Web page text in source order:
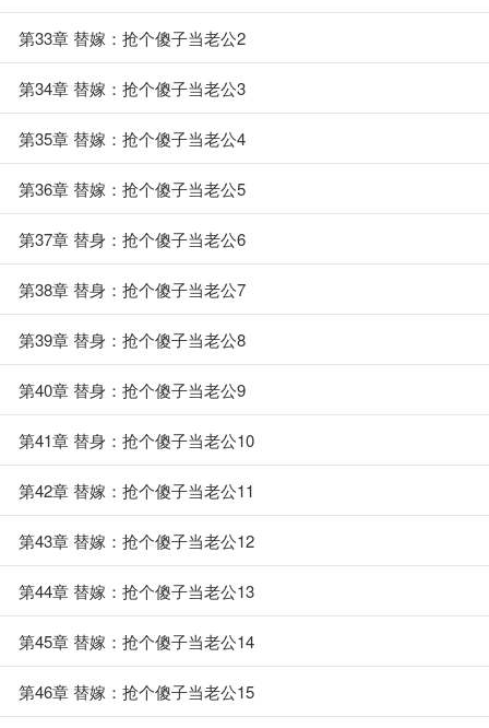
第33章 替嫁：抢个傻子当老公2
第34章 替嫁：抢个傻子当老公3
第35章 替嫁：抢个傻子当老公4
第36章 替嫁：抢个傻子当老公5
第37章 替身：抢个傻子当老公6
第38章 替身：抢个傻子当老公7
第39章 替身：抢个傻子当老公8
第40章 替身：抢个傻子当老公9
第41章 替身：抢个傻子当老公10
第42章 替嫁：抢个傻子当老公11
第43章 替嫁：抢个傻子当老公12
第44章 替嫁：抢个傻子当老公13
第45章 替嫁：抢个傻子当老公14
第46章 替嫁：抢个傻子当老公15